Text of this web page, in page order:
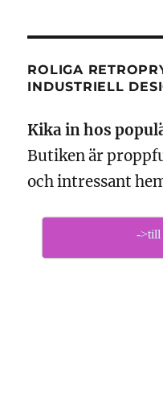
ROLIGA
INDUSTRIELL
Kika in hos
Butiken är
och intressant
->till